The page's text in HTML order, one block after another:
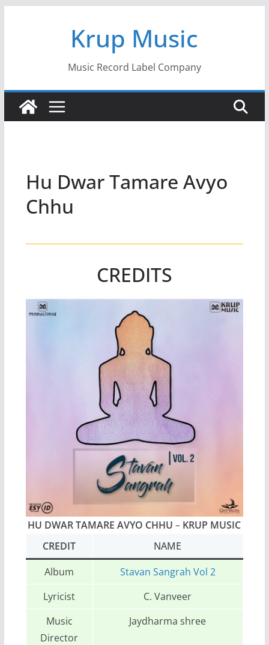
Krup Music
Music Record Label Company
Hu Dwar Tamare Avyo
Chhu
CREDITS
HU DWAR TAMARE AVYO CHHU – KRUP MUSIC
CREDIT
NAME
Album
Stavan Sangrah Vol 2
Lyricist
C. Vanveer
Music
Director
Jaydharma shree